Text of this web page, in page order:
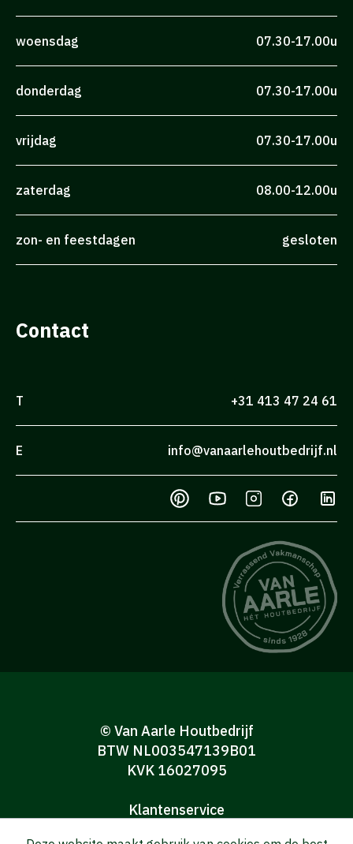
woensdag 07.30-17.00u
donderdag 07.30-17.00u
vrijdag 07.30-17.00u
zaterdag 08.00-12.00u
zon- en feestdagen gesloten
Contact
T +31 413 47 24 61
E info@vanaarlehoutbedrijf.nl
© Van Aarle Houtbedrijf
BTW NL003547139B01
KVK 16027095
Klantenservice